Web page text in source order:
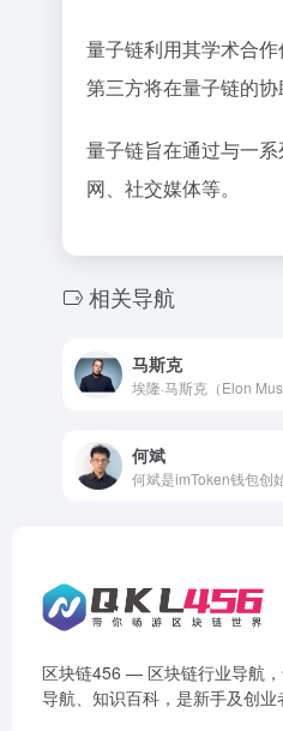
量子链利用其学术合
第三方将在量子链的
量子链旨在通过与一
网、社交媒体等。
相关导航
马斯克
何斌
区块链456 — 区块链行业导航
导航、知识百科，是新手及创业